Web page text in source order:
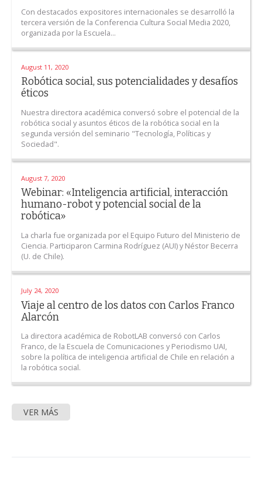
Con destacados expositores internacionales se desarrolló la
tercera versión de la Conferencia Cultura Social Media 2020,
organizada por la Escuela...
August 11, 2020
Robótica social, sus potencialidades y desafíos
éticos
Nuestra directora académica conversó sobre el potencial de la
robótica social y asuntos éticos de la robótica social en la
segunda versión del seminario "Tecnología, Políticas y
Sociedad".
August 7, 2020
Webinar: «Inteligencia artificial, interacción
humano-robot y potencial social de la
robótica»
La charla fue organizada por el Equipo Futuro del Ministerio de
Ciencia. Participaron Carmina Rodríguez (AUI) y Néstor Becerra
(U. de Chile).
July 24, 2020
Viaje al centro de los datos con Carlos Franco
Alarcón
La directora académica de RobotLAB conversó con Carlos
Franco, de la Escuela de Comunicaciones y Periodismo UAI,
sobre la política de inteligencia artificial de Chile en relación a
la robótica social.
VER MÁS